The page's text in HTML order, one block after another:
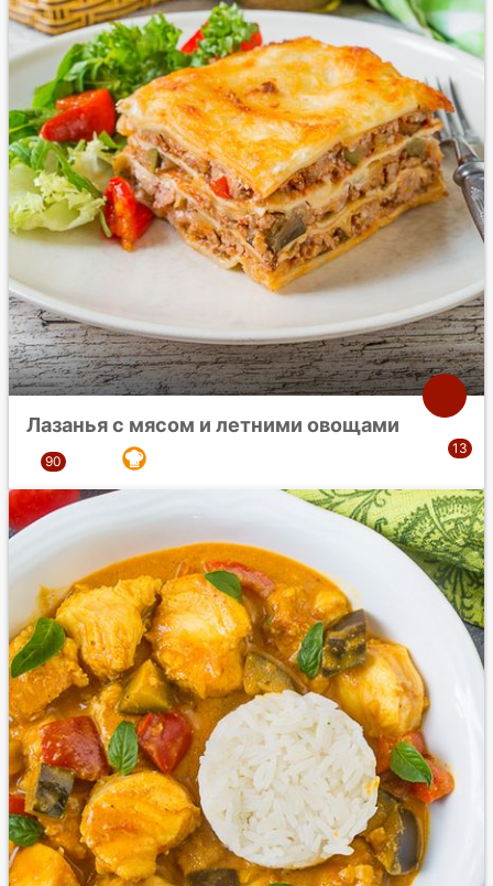
Лазанья с мясом и летними овощами